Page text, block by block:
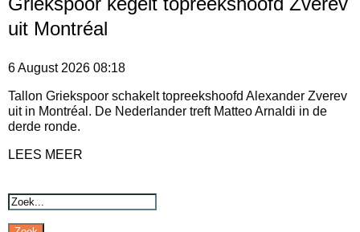
uit Montréal
6 August 2026 08:18
Tallon Griekspoor schakelt topreekshoofd Alexander Zverev
uit in Montréal. De Nederlander treft Matteo Arnaldi in de
derde ronde.
LEES MEER